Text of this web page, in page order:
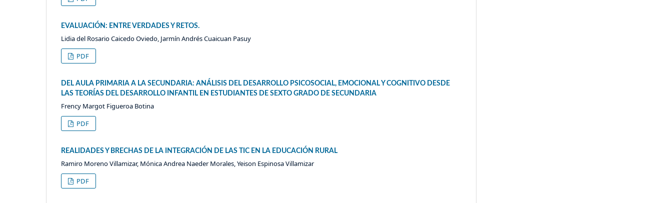
EVALUACIÓN: ENTRE VERDADES Y RETOS.
Lidia del Rosario Caicedo Oviedo, Jarmín Andrés Cuaicuan Pasuy
PDF
DEL AULA PRIMARIA A LA SECUNDARIA: ANÁLISIS DEL DESARROLLO PSICOSOCIAL, EMOCIONAL Y COGNITIVO DESDE
LAS TEORÍAS DEL DESARROLLO INFANTIL EN ESTUDIANTES DE SEXTO GRADO DE SECUNDARIA
Frency Margot Figueroa Botina
PDF
REALIDADES Y BRECHAS DE LA INTEGRACIÓN DE LAS TIC EN LA EDUCACIÓN RURAL
Ramiro Moreno Villamizar, Mónica Andrea Naeder Morales, Yeison Espinosa Villamizar
PDF